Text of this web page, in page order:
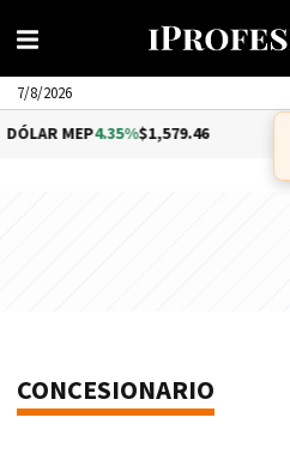
7/8/2026
MEP4.35%$1,579.46
CONCESIONARIO